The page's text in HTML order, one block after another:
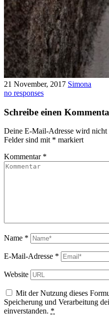
21 November, 2017 Simona
no responses
Schreibe einen
Deine E-Mail-Adresse wird
Felder sind mit * markiert
Kommentar *
Name *
E-Mail-Adresse *
Website
Mit der Nutzung dieses
Speicherung und Verarbeitung
einverstanden. *